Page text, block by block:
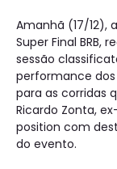
Amanhã (17/12),
Super Final BRB,
sessão
performance
para as corridas
Ricardo Zonta,
position com
do evento.